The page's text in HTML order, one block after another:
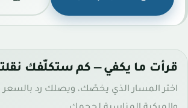
قرأت ما يكفي — كم ستكلّفك
اختر المسار الذي يخصّك، ويصلك رد بالسعر